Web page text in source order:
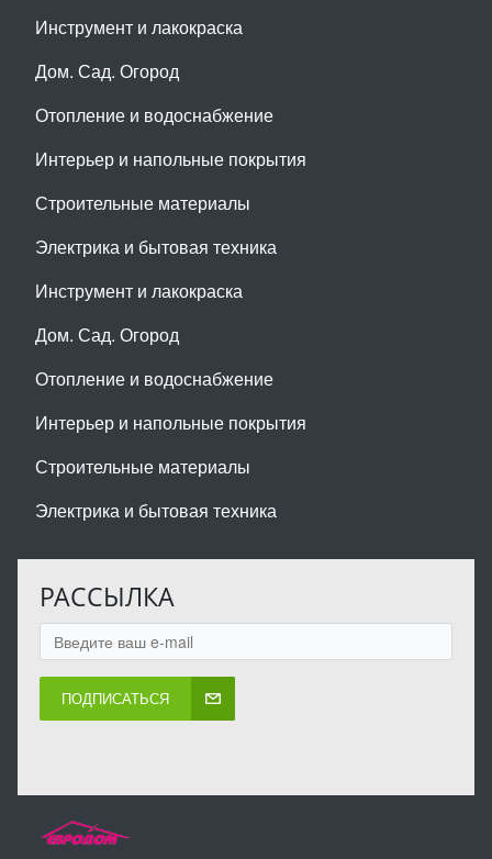
Инструмент и лакокраска
Дом. Сад. Огород
Отопление и водоснабжение
Интерьер и напольные покрытия
Строительные материалы
Электрика и бытовая техника
Инструмент и лакокраска
Дом. Сад. Огород
Отопление и водоснабжение
Интерьер и напольные покрытия
Строительные материалы
Электрика и бытовая техника
РАССЫЛКА
ПОДПИСАТЬСЯ